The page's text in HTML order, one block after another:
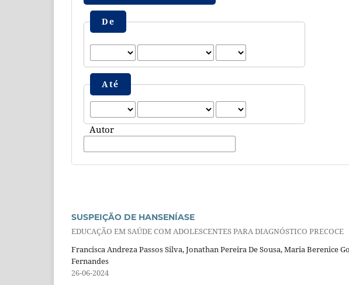
De
Até
Autor
SUSPEIÇÃO DE HANSENÍASE
EDUCAÇÃO EM SAÚDE COM ADOLESCENTES PARA DIAGNÓSTICO PRECOCE
Francisca Andreza Passos Silva, Jonathan Pereira De Sousa, Maria Berenice
Fernandes
26-06-2024